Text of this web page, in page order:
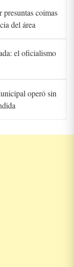
coimas
del área
el oficialismo
operó sin